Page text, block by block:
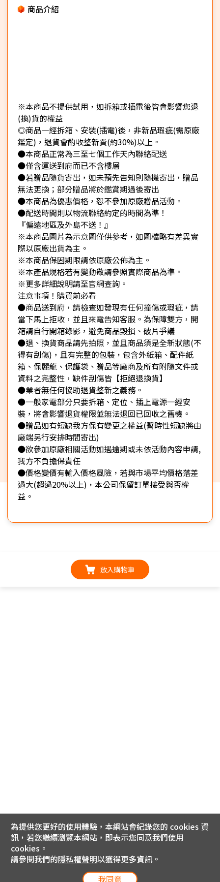
商品介紹
※本商品不提供試用，如拆箱或插電後皆會影響您退
(換)貨的權益
◎商品一經拆箱、安裝(插電)後，非新品瑕疵(需原廠
鑑定)，退貨會酌收整新費(約30%)以上。
●本商品正常為三至七個工作天內聯絡配送
●僅含運送到府而已不含樓層
●若贈品隨貨寄出，如未預先告知則隨機寄出，贈品
無法更換；部分贈品將於鑑賞期過後寄出
●本商品為優惠價格，恕不參加原廠贈品活動。
●配送時間則以物流聯絡約定的時間為準！
『偏遠地區及外島不送！』
※本商品圖片為示意圖僅供參考，如圖檔略有差異實
際以原廠出貨為主。
※本商品保固期限請依原廠公佈為主。
※本產品規格若有變動敬請參照實際商品為準。
※更多詳細說明請至官網查詢。
注意事項！購買前必看
●商品送到府，請檢查如發現有任何撞傷或瑕疵，請
當下馬上拒收，並且來電告知客服。為保障雙方，開
箱請自行開箱錄影，避免商品毀損、破片爭議
●退、換貨商品請先拍照，並且商品須是全新狀態(不
得有刮傷)，且有完整的包裝，包含外紙箱、配件紙
箱、保麗龍、保護袋、贈品等廠商及所有附隨文件或
資料之完整性，缺件刮傷皆【拒絕退換貨】
●業者無任何協助退貨整新之義務。
●一般家電部分只要拆箱、定位、插上電源一經安
裝，將會影響退貨權限並無法退回已回收之舊機。
●贈品如有短缺我方保有變更之權益(暫時性短缺將由
廠端另行安排時間寄出)
●欲參加原廠相關活動如遇逾期或未依活動內容申請,
我方不負擔保責任
●價格變價有輸入價格風險，若與市場平均價格落差
過大(超過20%以上)，本公司保留訂單接受與否權
益。
放入購物車
為提供您更好的使用體驗，本網站會紀錄您的 cookies 資
訊，若您繼續瀏覽本網站，即表示您同意我們使用
cookies。
請參閱我們的隱私權聲明以獲得更多資訊。
我同意